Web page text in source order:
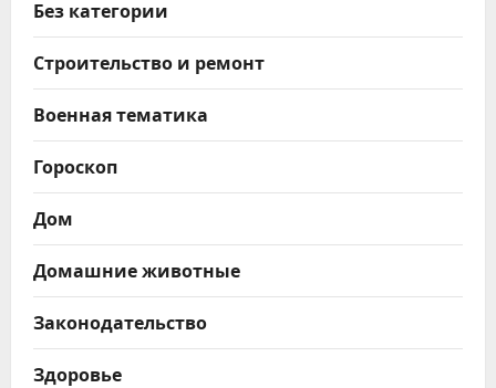
Без категории
Строительство и ремонт
Военная тематика
Гороскоп
Дом
Домашние животные
Законодательство
Здоровье